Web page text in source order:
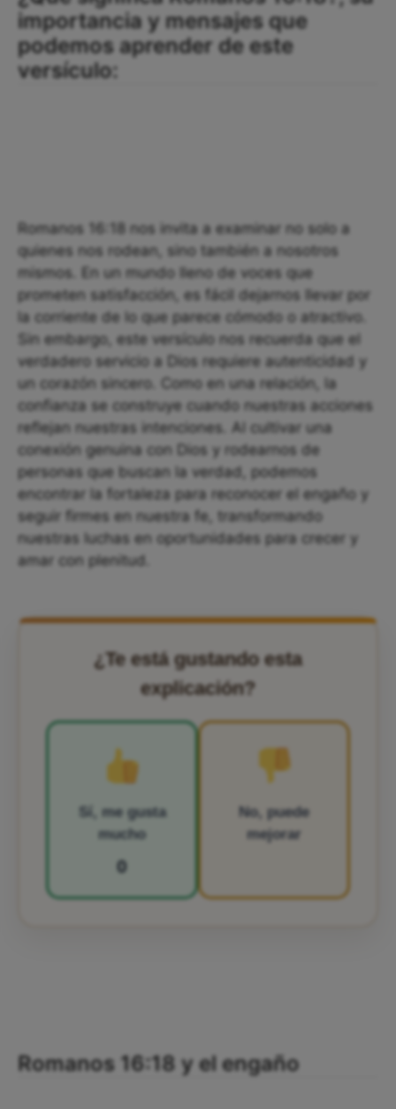
importancia y mensajes que
podemos aprender de este
versículo:
Romanos 16:18 nos invita a examinar no solo a
quienes nos rodean, sino también a nosotros
mismos. En un mundo lleno de voces que
prometen satisfacción, es fácil dejarnos llevar por
la corriente de lo que parece cómodo o atractivo.
Sin embargo, este versículo nos recuerda que el
verdadero servicio a Dios requiere autenticidad y
un corazón sincero. Como en una relación, la
confianza se construye cuando nuestras acciones
reflejan nuestras intenciones. Al cultivar una
conexión genuina con Dios y rodearnos de
personas que buscan la verdad, podemos
encontrar la fortaleza para reconocer el engaño y
seguir firmes en nuestra fe, transformando
nuestras luchas en oportunidades para crecer y
amar con plenitud.
¿Te está gustando esta
explicación?
Sí, me gusta
mucho
0
No, puede
mejorar
Romanos 16:18 y el engaño